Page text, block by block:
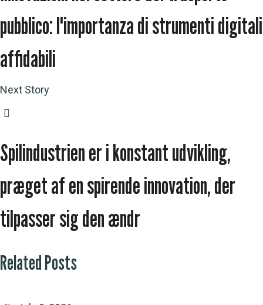
pubblico: l'importanza di strumenti digitali
affidabili
Next Story
Spilindustrien er i konstant udvikling,
præget af en spirende innovation, der
tilpasser sig den ændr
Related Posts